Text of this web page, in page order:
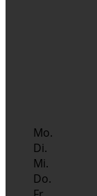
Mo.
Di.
Mi.
Do.